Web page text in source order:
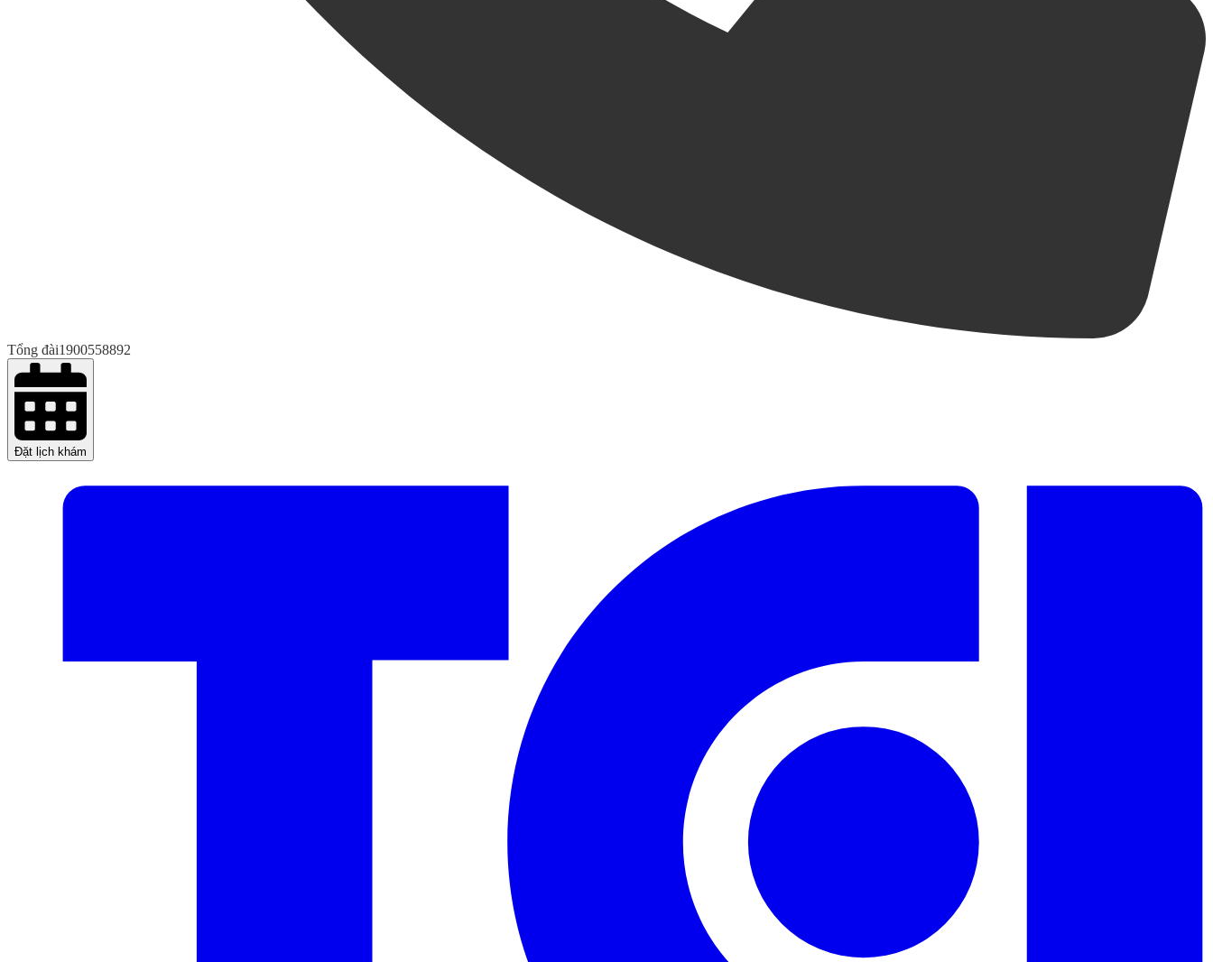
Tổng đài1900558892
Đặt lịch khám